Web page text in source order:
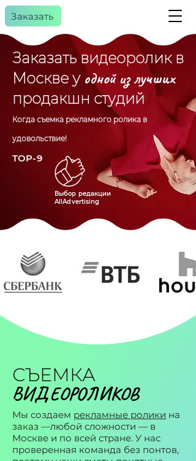
Заказать
a gency
Заказать видеоролик в
Москве у одной из лучших
продакшн студий
Когда съемка рекламного ролика в
удовольствие!
TOP-9
Выбор редакции
AllAdvertising
СЪЕМКА
ВИДЕОРОЛИКОВ
Мы создаем рекламные ролики на
заказ —любой сложности — в
Москве и по всей стране. У нас
проверенная команда без понтов,